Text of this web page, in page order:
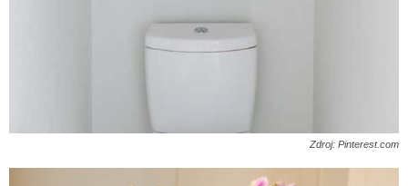
Zdroj: Pinterest.com